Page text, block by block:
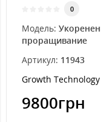
0
Модель:
проращивание
Артикул: 11943
Growth Technology
9800грн